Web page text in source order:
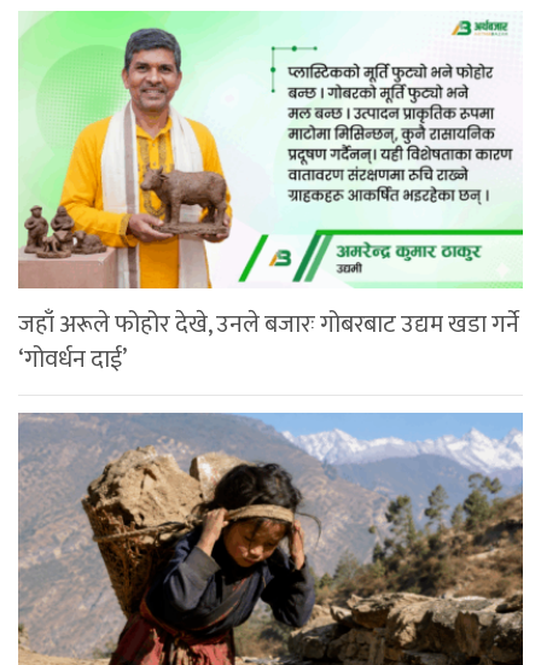
जहाँ अरूले फोहोर देखे, उनले बजारः गोबरबाट उद्यम खडा गर्ने
‘गोवर्धन दाई’